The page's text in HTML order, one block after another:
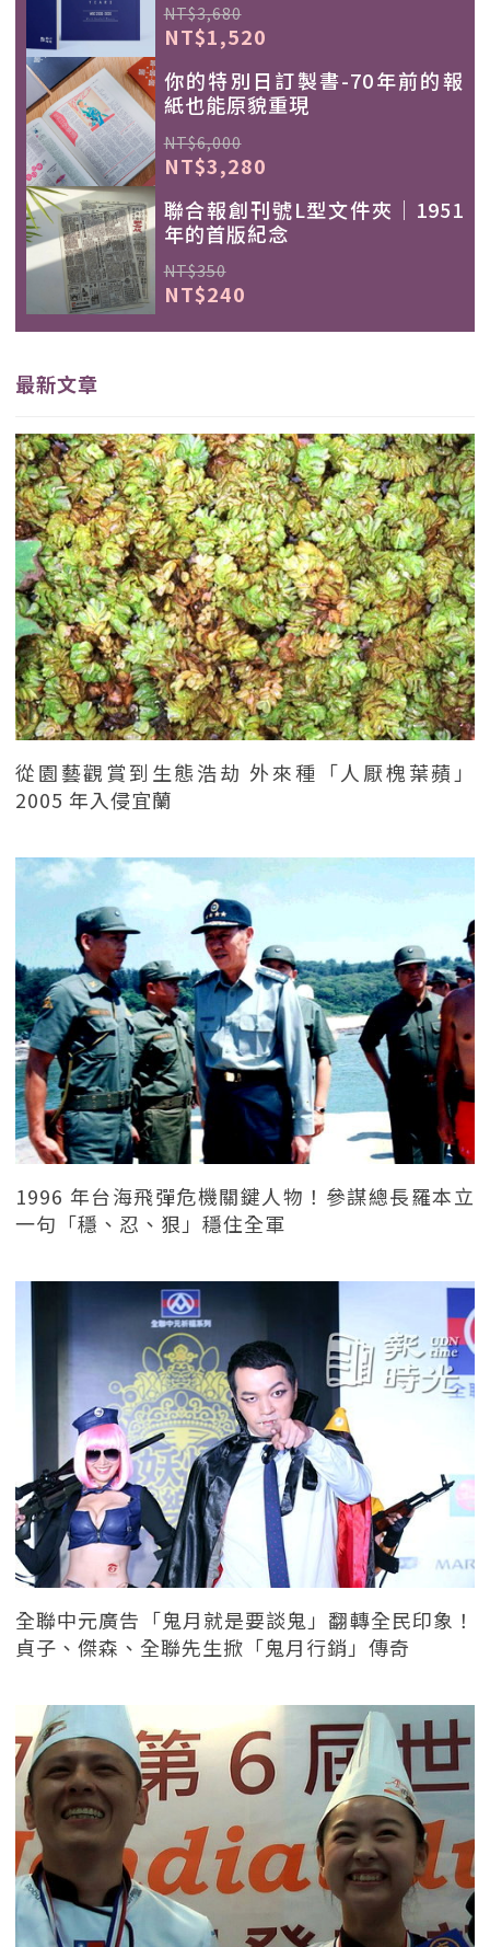
NT$3,680
NT$1,520
你的特別日訂製書-70年前的報
紙也能原貌重現
NT$6,000
NT$3,280
聯合報創刊號L型文件夾｜1951
年的首版紀念
NT$350
NT$240
最新文章
從園藝觀賞到生態浩劫 外來種「人厭槐葉蘋」
2005 年入侵宜蘭
1996 年台海飛彈危機關鍵人物！參謀總長羅本立
一句「穩、忍、狠」穩住全軍
全聯中元廣告「鬼月就是要談鬼」翻轉全民印象！
貞子、傑森、全聯先生掀「鬼月行銷」傳奇